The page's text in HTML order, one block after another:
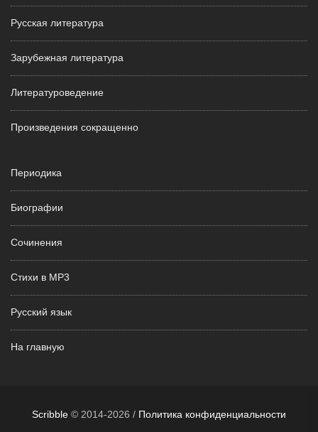
Русская литература
Зарубежная литература
Литературоведение
Произведения сокращенно
Периодика
Биографии
Сочинения
Стихи в MP3
Русский язык
На главную
Scribble © 2014-2026 / Политика конфиденциальности